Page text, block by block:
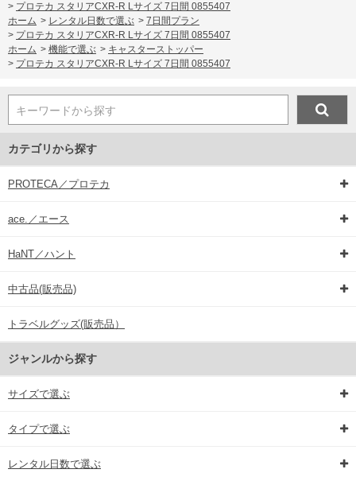
> プロテカ スタリアCXR-R Lサイズ 7日間 0855407
ホーム > レンタル日数で選ぶ > 7日間プラン
> プロテカ スタリアCXR-R Lサイズ 7日間 0855407
ホーム > 機能で選ぶ > キャスターストッパー
> プロテカ スタリアCXR-R Lサイズ 7日間 0855407
キーワードから探す
カテゴリから探す
PROTECA／プロテカ
ace.／エース
HaNT／ハント
中古品(販売品)
トラベルグッズ(販売品）
ジャンルから探す
サイズで選ぶ
タイプで選ぶ
レンタル日数で選ぶ